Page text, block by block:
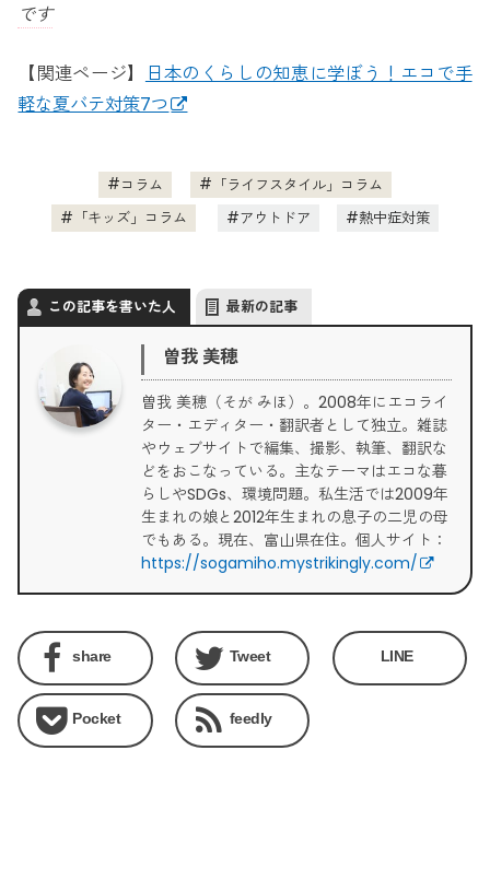
です
【関連ページ】
日本のくらしの知恵に学ぼう！エコで手
軽な夏バテ対策7つ
コラム
「ライフスタイル」コラム
「キッズ」コラム
アウトドア 熱中症対策
この記事を書いた人 最新の記事
曽我 美穂
曽我 美穂（そが みほ）。2008年にエコライ
ター・エディター・翻訳者として独立。雑誌
やウェブサイトで編集、撮影、執筆、翻訳な
どをおこなっている。主なテーマはエコな暮
らしやSDGs、環境問題。私生活では2009年
生まれの娘と2012年生まれの息子の二児の母
でもある。現在、富山県在住。個人サイト：
https://sogamiho.mystrikingly.com/
share Tweet LINE
Pocket feedly